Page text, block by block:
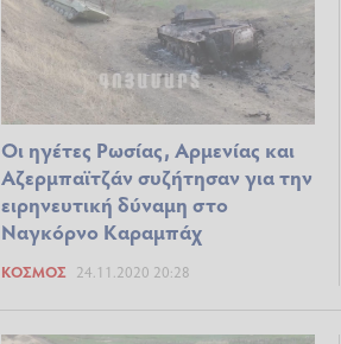
Οι ηγέτες Ρωσίας, Αρμενίας και
Αζερμπαϊτζάν συζήτησαν για την
ειρηνευτική δύναμη στο
Ναγκόρνο Καραμπάχ
ΚΌΣΜΟΣ 24.11.2020 20:28